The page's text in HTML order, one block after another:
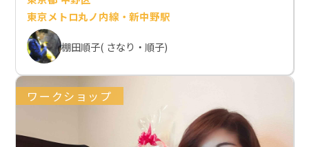
東京メトロ丸ノ内線・新中野駅
棚田順子( さなり・順子)
ワークショップ